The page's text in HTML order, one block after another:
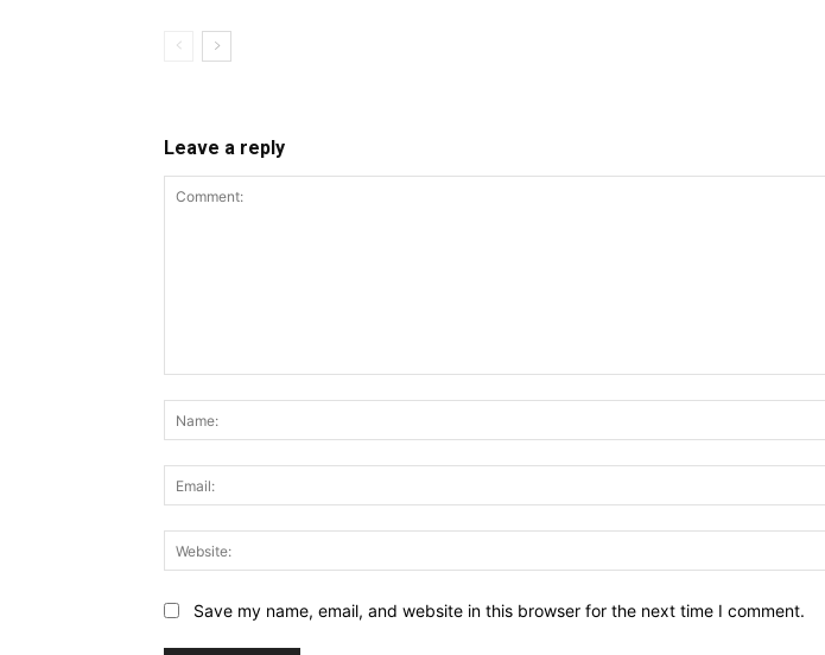
Leave a reply
Save my name, email, and website in this browser for the next time I comment.